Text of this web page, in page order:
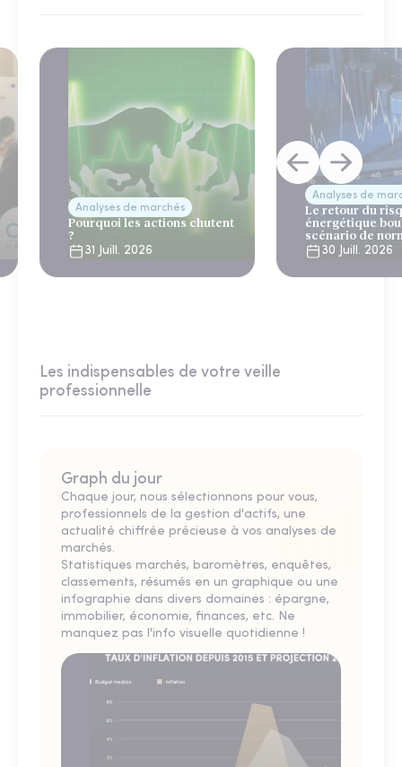
Analyses de marchés
Pourquoi les actions chutent
?
31 Juill. 2026
Analyses de
Le retour du
énergétique
scénario de
30 Juill. 2026
Les indispensables de votre veille
professionnelle
Graph du jour
Chaque jour, nous sélectionnons pour vous,
professionnels de la gestion d'actifs, une
actualité chiffrée précieuse à vos analyses de
marchés.
Statistiques marchés, baromètres, enquêtes,
classements, résumés en un graphique ou une
infographie dans divers domaines : épargne,
immobilier, économie, finances, etc. Ne
manquez pas l'info visuelle quotidienne !